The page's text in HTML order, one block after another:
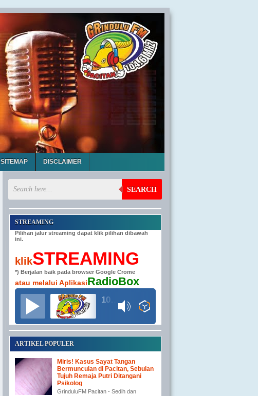
SITEMAP DISCLAIMER
SEARCH
STREAMING
Pilihan jalur streaming dapat klik pilihan dibawah
ini.
klikSTREAMING
*) Berjalan baik pada browser Google Crome
atau melalui AplikasiRadioBox
ARTIKEL POPULER
Miris! Kasus Sayat Tangan
Bermunculan di Pacitan, Sebulan
Tujuh Remaja Putri Ditangani
Psikolog
GrinduluFM Pacitan - Sedih dan